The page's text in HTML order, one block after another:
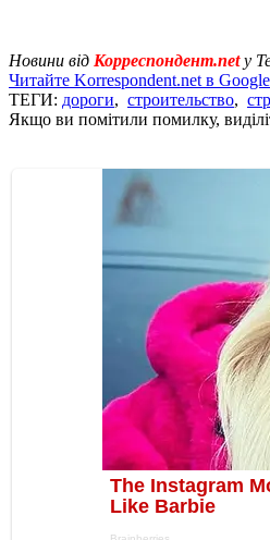
Новини від Корреспондент.netу
Читайте Korrespondent.net в
ТЕГИ: дороги, строительство,
Якщо ви помітили помилку,